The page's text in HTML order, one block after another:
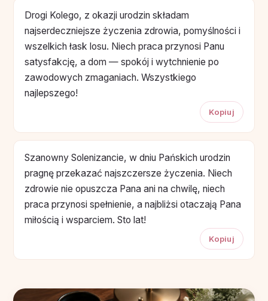
Drogi Kolego, z okazji urodzin składam
najserdeczniejsze życzenia zdrowia, pomyślności i
wszelkich łask losu. Niech praca przynosi Panu
satysfakcję, a dom — spokój i wytchnienie po
zawodowych zmaganiach. Wszystkiego
najlepszego!
Kopiuj
Szanowny Solenizancie, w dniu Pańskich urodzin
pragnę przekazać najszczersze życzenia. Niech
zdrowie nie opuszcza Pana ani na chwilę, niech
praca przynosi spełnienie, a najbliżsi otaczają Pana
miłością i wsparciem. Sto lat!
Kopiuj